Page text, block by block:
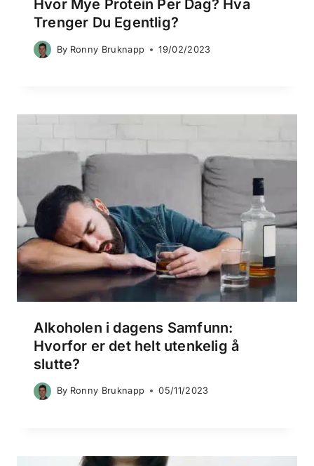
Hvor Mye Protein Per Dag? Hva
Trenger Du Egentlig?
By Ronny Bruknapp 19/02/2023
Alkoholen i dagens Samfunn:
Hvorfor er det helt utenkelig å
slutte?
By Ronny Bruknapp 05/11/2023